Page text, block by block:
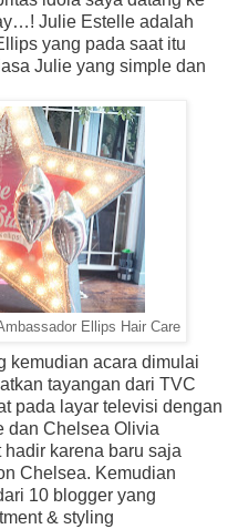
Julie Estelle adalah
yang pada saat itu
Julie yang simple dan
Ellips Hair Care
kemudian acara dimulai
tayangan dari TVC
pada layar televisi dengan
dan Chelsea Olivia
karena baru saja
Chelsea. Kemudian
10 blogger yang
& styling